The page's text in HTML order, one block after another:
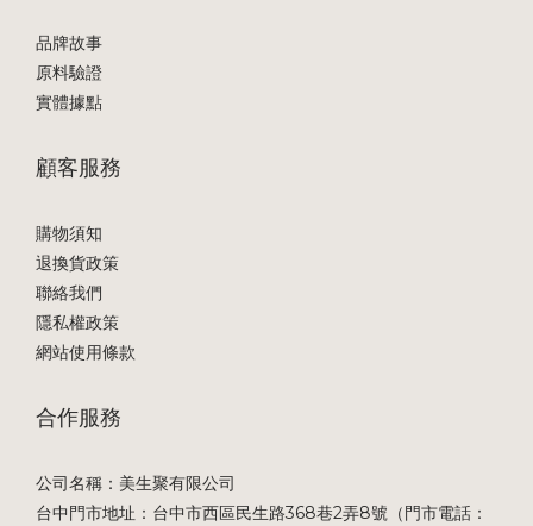
品牌故事
原料驗證
實體據點
顧客服務
購物須知
退換貨政策
聯絡我們
隱私權政策
網站使用條款
合作服務
公司名稱：美生聚有限公司
台中門市地址：台中市西區民生路368巷2弄8號（門市電話：